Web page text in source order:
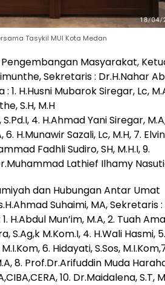
Tasykil MUI Kota Medan
Masyarakat,
Sekretaris : Dr.H.Nahar
1. H.Husni Mubarok Siregar, Lc,
S.H, M.H
4. H.Ahmad Yani Siregar,
H.Munawir Sazali, Lc, M.H, 7.
Fadhli Sudiro, SH, M.H.I, 9.
Lathief Ilhamy
dan Hubungan Antar Umat
Suhaimi, MA, Sekretaris
H.Abdul Mun’im, M.A, 2. Tuah
S.Ag,k M.Kom.I, 4. H.Wali Hasmi, 5.
6. Hidayati, S.Sos,
8. Prof.Dr.Arifuddin Muda
10. Dr.Maidalena, S.T,